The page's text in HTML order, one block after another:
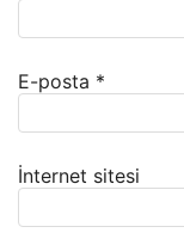
E-posta *
İnternet sitesi